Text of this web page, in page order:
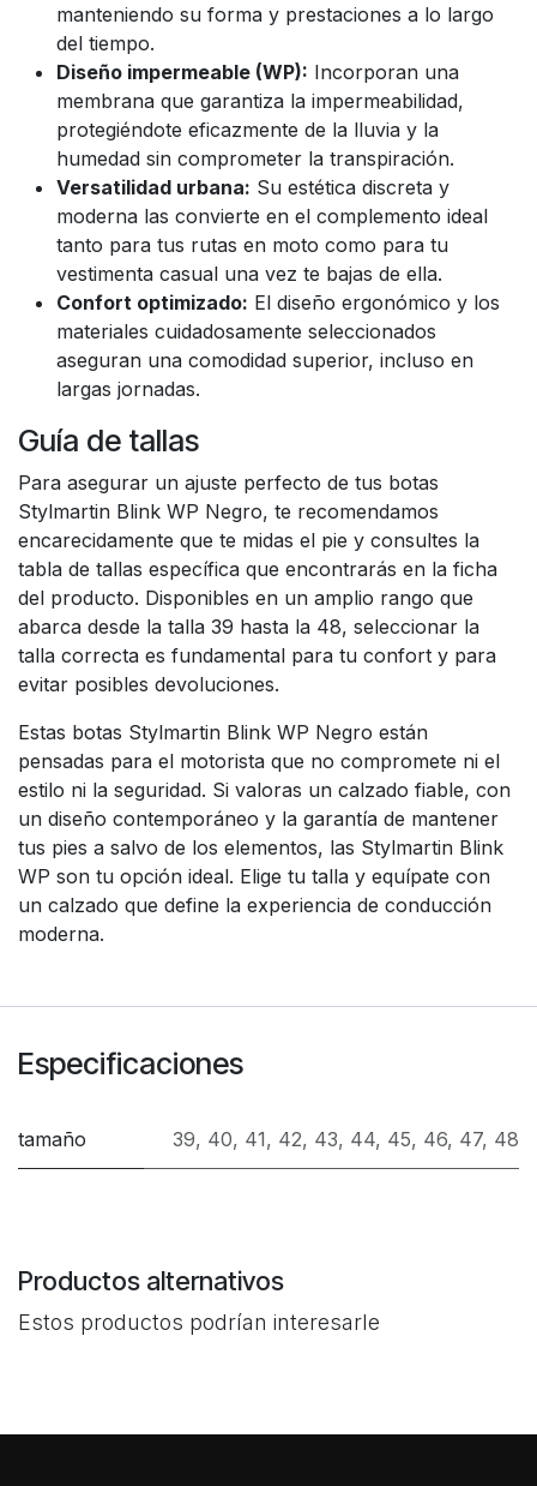
manteniendo su forma y prestaciones a lo largo
del tiempo.
Diseño impermeable (WP): Incorporan una
membrana que garantiza la impermeabilidad,
protegiéndote eficazmente de la lluvia y la
humedad sin comprometer la transpiración.
Versatilidad urbana: Su estética discreta y
moderna las convierte en el complemento ideal
tanto para tus rutas en moto como para tu
vestimenta casual una vez te bajas de ella.
Confort optimizado: El diseño ergonómico y los
materiales cuidadosamente seleccionados
aseguran una comodidad superior, incluso en
largas jornadas.
Guía de tallas
Para asegurar un ajuste perfecto de tus botas
Stylmartin Blink WP Negro, te recomendamos
encarecidamente que te midas el pie y consultes la
tabla de tallas específica que encontrarás en la ficha
del producto. Disponibles en un amplio rango que
abarca desde la talla 39 hasta la 48, seleccionar la
talla correcta es fundamental para tu confort y para
evitar posibles devoluciones.
Estas botas Stylmartin Blink WP Negro están
pensadas para el motorista que no compromete ni el
estilo ni la seguridad. Si valoras un calzado fiable, con
un diseño contemporáneo y la garantía de mantener
tus pies a salvo de los elementos, las Stylmartin Blink
WP son tu opción ideal. Elige tu talla y equípate con
un calzado que define la experiencia de conducción
moderna.
Especificaciones
tamaño 39, 40, 41, 42, 43, 44, 45, 46, 47, 48
Productos alternativos
Estos productos podrían interesarle